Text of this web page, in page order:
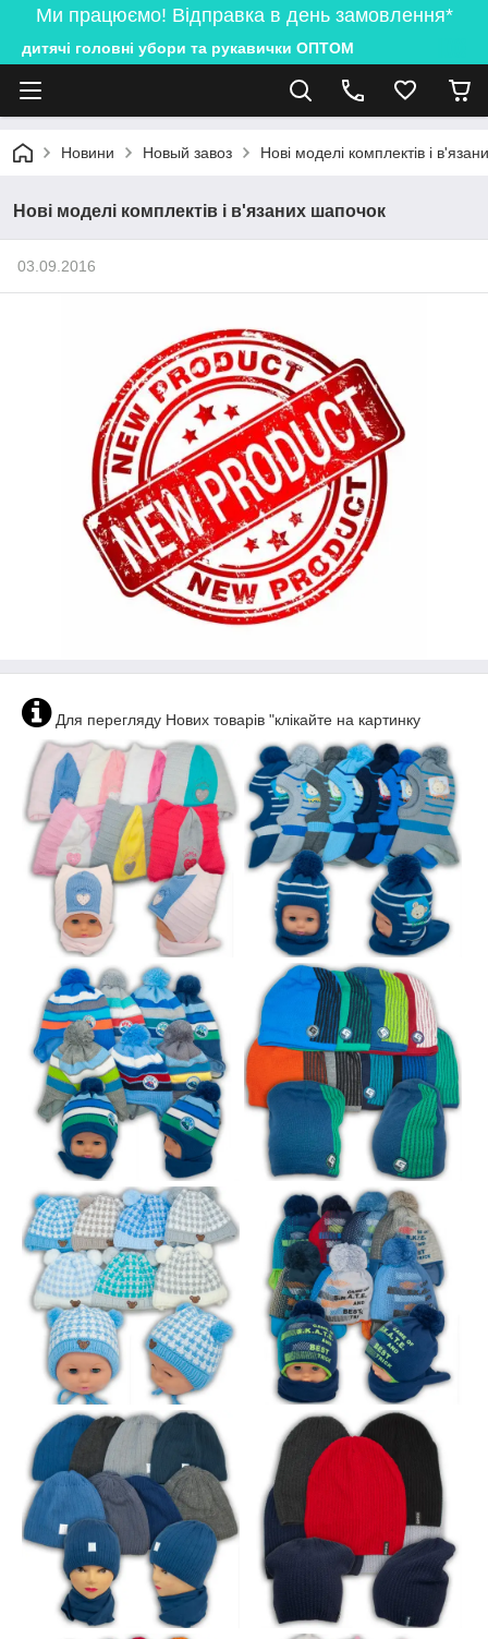
Ми працюємо! Відправка в день замовлення*
дитячі головні убори та рукавички ОПТОМ
Новини Новый завоз Нові моделі комплектів і
Нові моделі комплектів і в'язаних шапочок
03.09.2016
Для перегляду Нових товарів "клікайте на картинку